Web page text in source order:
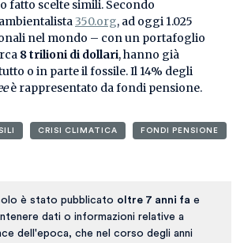
fatto scelte simili. Secondo
350.org, ad oggi 1.025
nel mondo – con un portafoglio
8 trilioni di dollari, hanno già
o in parte il fossile. Il 14% degli
è rappresentato da fondi pensione.
CRISI CLIMATICA FONDI PENSIONE
è stato pubblicato oltre 7 anni fa e
dati o informazioni relative a
dell'epoca, che nel corso degli anni